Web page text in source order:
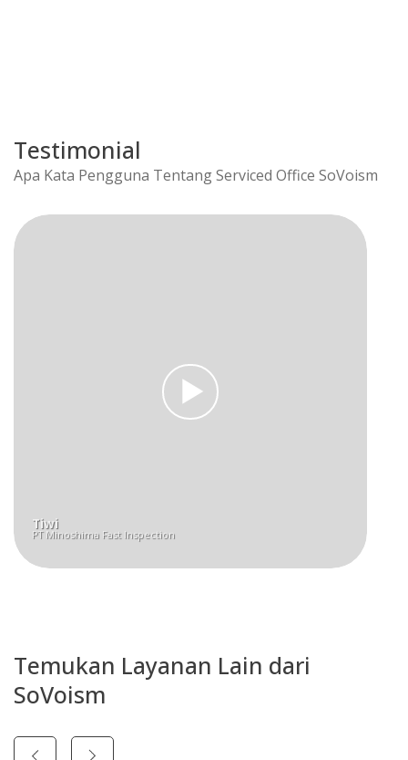
Testimonial
Apa Kata Pengguna Tentang Serviced Office SoVoism
Tiwi
PT Minoshima Fast Inspection
Temukan Layanan Lain dari
SoVoism